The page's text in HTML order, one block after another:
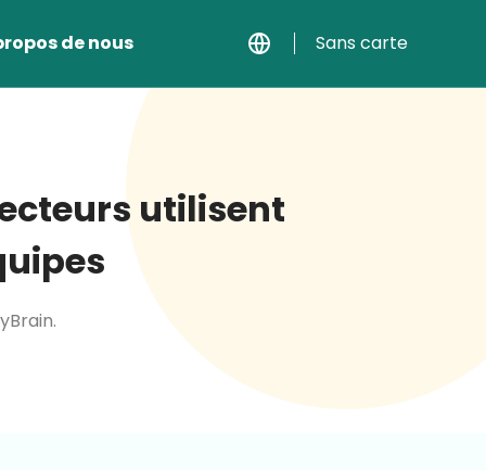
de nous Sans carte
utilisent